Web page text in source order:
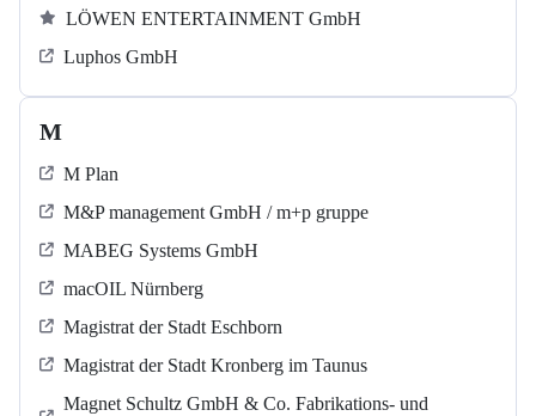
LÖWEN ENTERTAINMENT GmbH
Luphos GmbH
M
M Plan
M&P management GmbH / m+p gruppe
MABEG Systems GmbH
macOIL Nürnberg
Magistrat der Stadt Eschborn
Magistrat der Stadt Kronberg im Taunus
Magnet Schultz GmbH & Co. Fabrikations- und